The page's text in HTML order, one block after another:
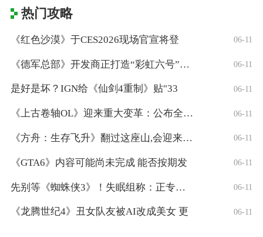
热门攻略
《红色沙漠》于CES2026现场官宣将登 06-11
《德军总部》开发商正打造“彩虹六号”风格 06-11
是好是坏？IGN给《仙剑4重制》贴"33 06-11
《上古卷轴OL》迎来重大变革：公布全新「 06-11
《方舟：生存飞升》翻过这座山,会迎来真正 06-11
《GTA6》内容可能尚未完成 能否按期发 06-11
先别等《蜘蛛侠3》！失眠组称：正专注打造 06-11
《龙腾世纪4》丑女队友被AI改成美女 更 06-11